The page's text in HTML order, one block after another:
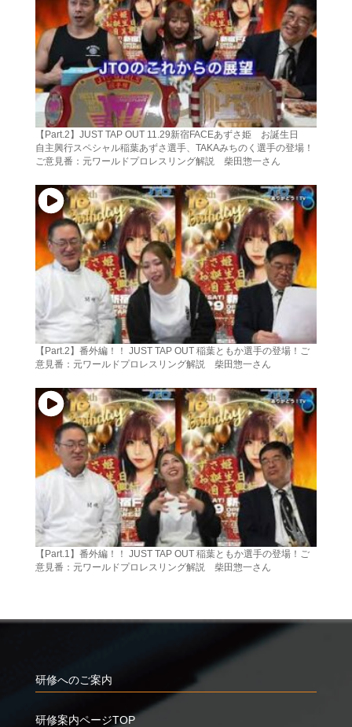
【Part.2】JUST TAP OUT 11.29新宿FACEあずさ姫 お誕生日
自主興行スペシャル稲葉あずさ選手、TAKAみちのく選手の登場！
ご意見番：元ワールドプロレスリング解説 柴田惣一さん
【Part.2】番外編！！ JUST TAP OUT 稲葉ともか選手の登場！ご
意見番：元ワールドプロレスリング解説 柴田惣一さん
【Part.1】番外編！！ JUST TAP OUT 稲葉ともか選手の登場！ご
意見番：元ワールドプロレスリング解説 柴田惣一さん
研修へのご案内
研修案内ページTOP